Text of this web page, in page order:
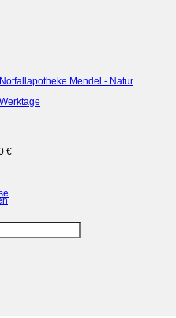
Mendel - Natur
€